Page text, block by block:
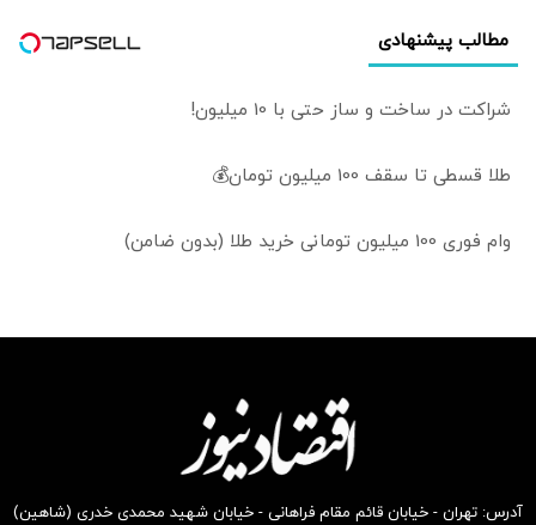
مطالب پیشنهادی
شراکت در ساخت و ساز حتی با 10 میلیون!
طلا قسطی تا سقف 100 میلیون تومان💰
وام فوری 100 میلیون تومانی خرید طلا (بدون ضامن)
آدرس: تهران - خیابان قائم مقام فراهانی - خیابان شهید محمدی خدری (شاهین)